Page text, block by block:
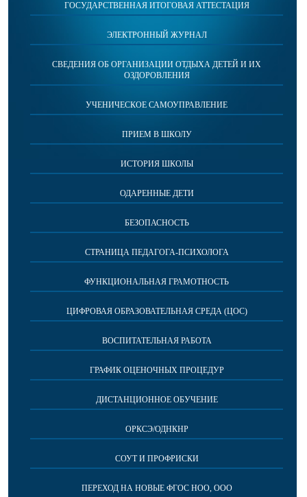
ГОСУДАРСТВЕННАЯ ИТОГОВАЯ АТТЕСТАЦИЯ
ЭЛЕКТРОННЫЙ ЖУРНАЛ
СВЕДЕНИЯ ОБ ОРГАНИЗАЦИИ ОТДЫХА ДЕТЕЙ И ИХ
ОЗДОРОВЛЕНИЯ
УЧЕНИЧЕСКОЕ САМОУПРАВЛЕНИЕ
ПРИЕМ В ШКОЛУ
ИСТОРИЯ ШКОЛЫ
ОДАРЕННЫЕ ДЕТИ
БЕЗОПАСНОСТЬ
СТРАНИЦА ПЕДАГОГА-ПСИХОЛОГА
ФУНКЦИОНАЛЬНАЯ ГРАМОТНОСТЬ
ЦИФРОВАЯ ОБРАЗОВАТЕЛЬНАЯ СРЕДА (ЦОС)
ВОСПИТАТЕЛЬНАЯ РАБОТА
ГРАФИК ОЦЕНОЧНЫХ ПРОЦЕДУР
ДИСТАНЦИОННОЕ ОБУЧЕНИЕ
ОРКСЭ/ОДНКНР
СОУТ И ПРОФРИСКИ
ПЕРЕХОД НА НОВЫЕ ФГОС НОО, ООО